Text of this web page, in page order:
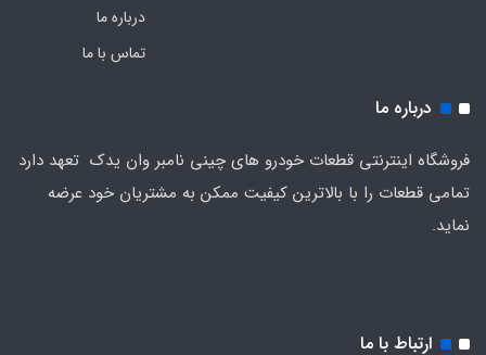
درباره ما
تماس با ما
درباره ما
فروشگاه اینترنتی قطعات خودرو های چینی نامبر وان یدک تعهد دارد
تمامی قطعات را با بالاترین کیفیت ممکن به مشتریان خود عرضه
نماید.
ارتباط با ما